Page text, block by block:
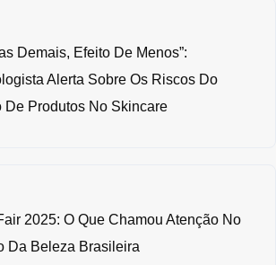
Demais, Efeito De Menos”:
Alerta Sobre Os Riscos Do
De Produtos No Skincare
2025: O Que Chamou Atenção No
Da Beleza Brasileira